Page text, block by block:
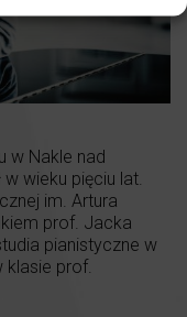
w Nakle nad
wieku pięciu lat.
im. Artura
prof. Jacka
pianistyczne w
klasie prof.